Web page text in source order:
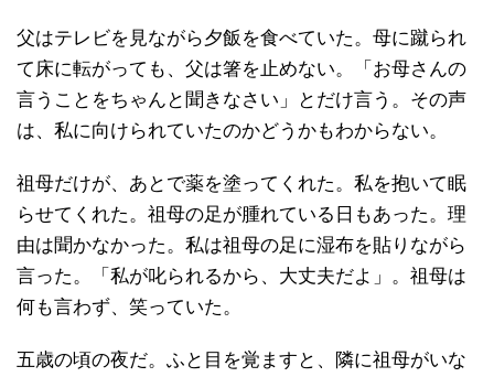
父はテレビを見ながら夕飯を食べていた。母に蹴られ
て床に転がっても、父は箸を止めない。「お母さんの
言うことをちゃんと聞きなさい」とだけ言う。その声
は、私に向けられていたのかどうかもわからない。
祖母だけが、あとで薬を塗ってくれた。私を抱いて眠
らせてくれた。祖母の足が腫れている日もあった。理
由は聞かなかった。私は祖母の足に湿布を貼りながら
言った。「私が叱られるから、大丈夫だよ」。祖母は
何も言わず、笑っていた。
五歳の頃の夜だ。ふと目を覚ますと、隣に祖母がいな